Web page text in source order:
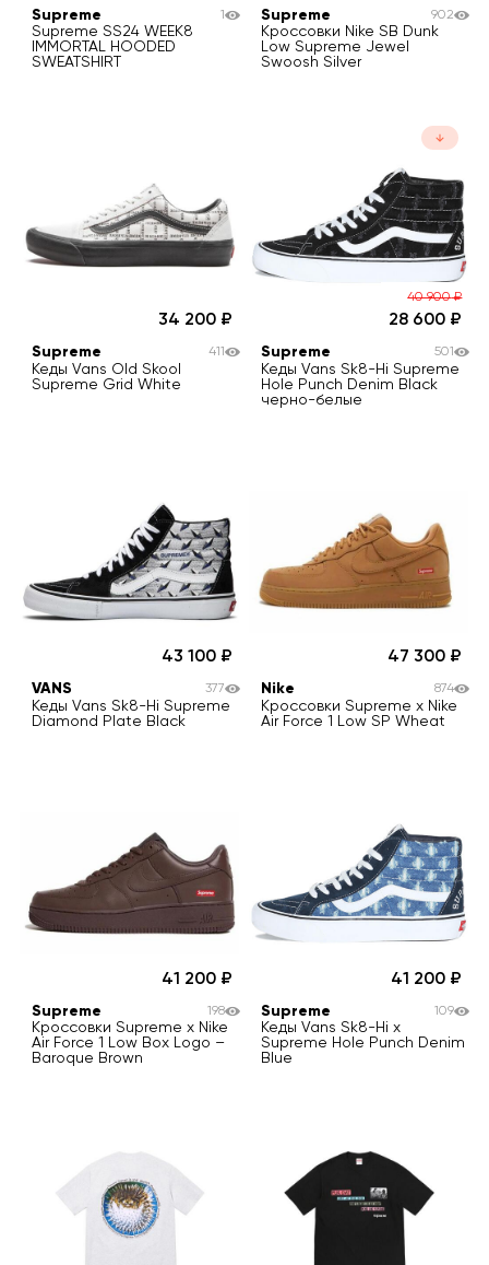
Supreme
Supreme SS24 WEEK8
IMMORTAL HOODED
SWEATSHIRT
1
Supreme
Кроссовки Nike SB Dunk
Low Supreme Jewel
Swoosh Silver
902
34 200
Supreme
Кеды Vans Old Skool
Supreme Grid White
411
40 900₽
28 600
Supreme
Кеды Vans Sk8-Hi Supreme
Hole Punch Denim Black
черно-белые
501
43 100
VANS
Кеды Vans Sk8-Hi Supreme
Diamond Plate Black
377
47 300
Nike
Кроссовки Supreme x Nike
Air Force 1 Low SP Wheat
874
41 200
Supreme
Кроссовки Supreme x Nike
Air Force 1 Low Box Logo –
Baroque Brown
198
41 200
Supreme
Кеды Vans Sk8-Hi x
Supreme Hole Punch Denim
Blue
109